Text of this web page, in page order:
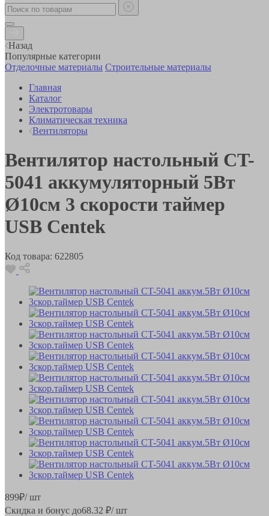
Назад
Популярные категории
Отделочные материалы Строительные материалы
Главная
Каталог
Электротовары
Климатическая техника
Вентиляторы
Вентилятор настольный CT-
5041 аккумуляторный 5Вт
Ø10см 3 скорости таймер
USB Centek
Код товара: 622805
899₽/ шт
Скидка и бонус до68.32 ₽/ шт